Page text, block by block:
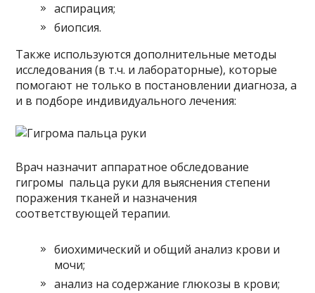
аспирация;
биопсия.
Также используются дополнительные методы
исследования (в т.ч. и лабораторные), которые
помогают не только в постановлении диагноза, а
и в подборе индивидуального лечения:
Врач назначит аппаратное обследование
гигромы пальца руки для выяснения степени
поражения тканей и назначения
соответствующей терапии.
биохимический и общий анализ крови и
мочи;
анализ на содержание глюкозы в крови;